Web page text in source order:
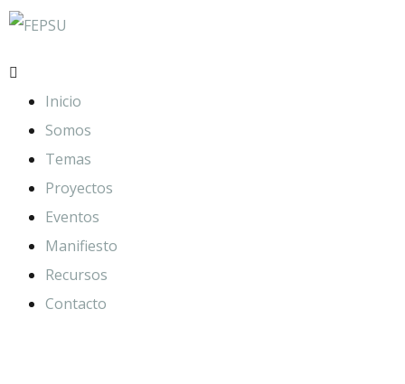
Inicio
Somos
Temas
Proyectos
Eventos
Manifiesto
Recursos
Contacto